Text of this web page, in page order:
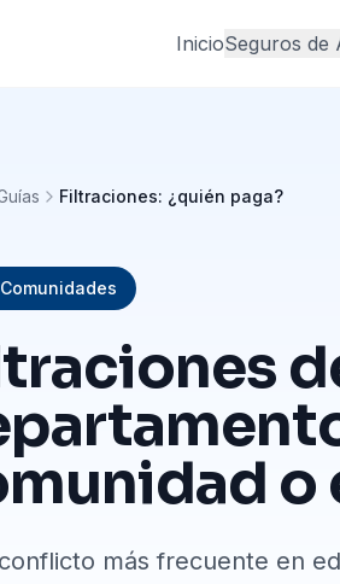
InicioSeguros de
Filtraciones: ¿quién paga?
o
más frecuente en